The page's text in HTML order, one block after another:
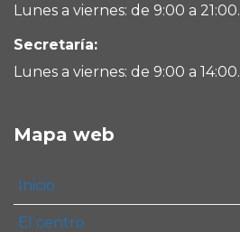
Lunes a viernes: de 9:00 a 21:00.
Secretaría:
Lunes a viernes: de 9:00 a 14:00.
Mapa web
Inicio
El centro